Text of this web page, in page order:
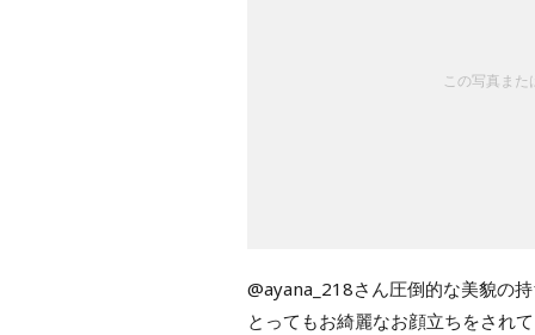
この写真ま
@ayana_218さん圧倒的な美貌の
とってもお綺麗なお顔立ちをされ